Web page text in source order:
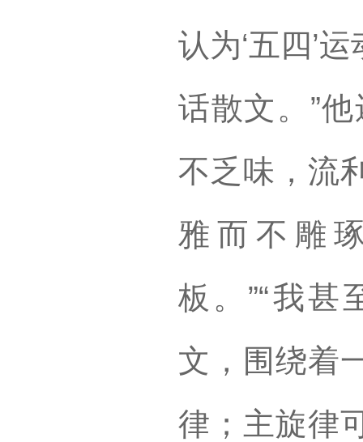
认为‘五四’
话散文。”
不乏味，流
雅而不雕
板。”“我甚
文，围绕着
律；主旋律